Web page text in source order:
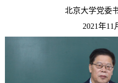
北京大学党委
2021年11